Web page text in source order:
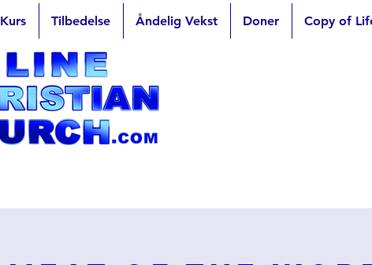
Kurs Tilbedelse Åndelig Vekst Doner Copy of